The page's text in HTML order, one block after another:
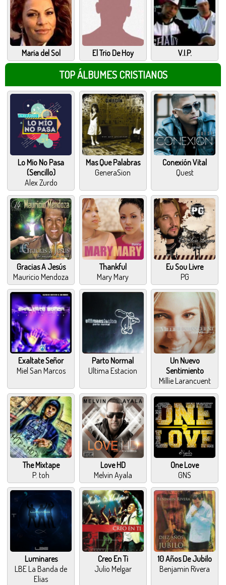
Maria del Sol El Trio De Hoy V.I.P.
TOP ÁLBUMES CRISTIANOS
Lo Mio No Pasa
(Sencillo)
Alex Zurdo
Mas Que Palabras
GeneraSion
Conexión Vital
Quest
Gracias A Jesús
Mauricio Mendoza
Thankful
Mary Mary
Eu Sou Livre
PG
Exaltate Señor
Miel San Marcos
Parto Normal
Ultima Estacion
Un Nuevo
Sentimiento
Millie Larancuent
The Mixtape
P. toh
Love HD
Melvin Ayala
One Love
GNS
Luminares
LBE La Banda de
Elias
Creo En Ti
Julio Melgar
10 Años De Jubilo
Benjamin Rivera